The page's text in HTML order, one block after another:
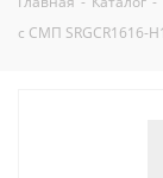
с СМП SRGCR1616-